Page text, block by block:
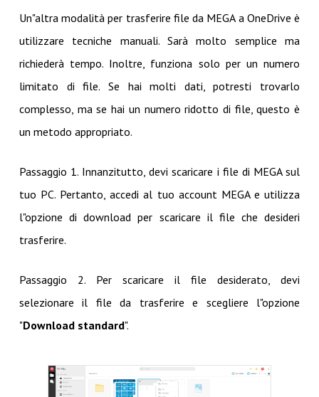
Un"altra modalità per trasferire file da MEGA a OneDrive è
utilizzare tecniche manuali. Sarà molto semplice ma
richiederà tempo. Inoltre, funziona solo per un numero
limitato di file. Se hai molti dati, potresti trovarlo
complesso, ma se hai un numero ridotto di file, questo è
un metodo appropriato.
Passaggio 1. Innanzitutto, devi scaricare i file di MEGA sul
tuo PC. Pertanto, accedi al tuo account MEGA e utilizza
l"opzione di download per scaricare il file che desideri
trasferire.
Passaggio 2. Per scaricare il file desiderato, devi
selezionare il file da trasferire e scegliere l"opzione
"Download standard".